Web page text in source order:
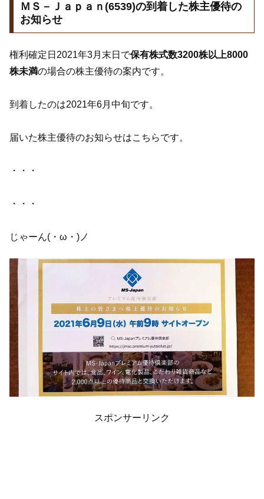
ＭＳ－Ｊａｐａｎ(6539)の到着した株主優待の
お知らせ
権利確定日2021年3月末日で保有株式数3200株以上8000
株未満の場合の株主優待の案内です。
到着したのは2021年6月中旬です。
届いた株主優待のお知らせはこちらです。
・・・
・・・
じゃーん(・ω・)ノ
スポンサーリンク